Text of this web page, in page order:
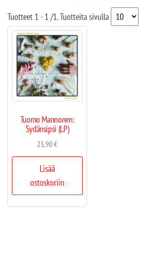
Tuotteet 1 - 1 /1. Tuotteita sivulla
Tuomo Mannonen:
Sydänsipsi (LP)
23,90€
Lisää
ostoskoriin